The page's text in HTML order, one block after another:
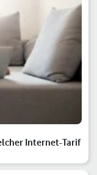
Internet-Tarif